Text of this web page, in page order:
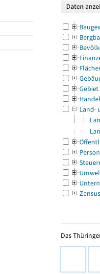
Gebiet
Land-
Zensus
Das